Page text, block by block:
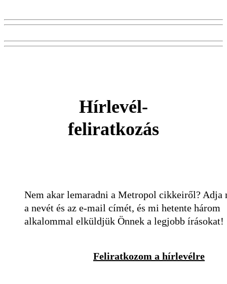
Hírlevél-
feliratkozás
Nem akar lemaradni a Metropol cikkeiről? Adja
a nevét és az e-mail címét, és mi hetente három
alkalommal elküldjük Önnek a legjobb írásokat!
Feliratkozom a hírlevélre